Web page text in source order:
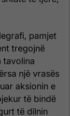
pamjet
tregojnë
tavolina
një vrasës
aksionin e
të bindë
të dilnin